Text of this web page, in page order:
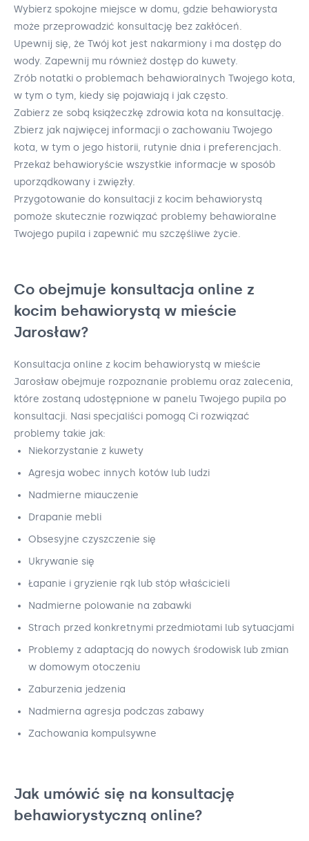
Wybierz spokojne miejsce w domu, gdzie behawiorysta
może przeprowadzić konsultację bez zakłóceń.
Upewnij się, że Twój kot jest nakarmiony i ma dostęp do
wody. Zapewnij mu również dostęp do kuwety.
Zrób notatki o problemach behawioralnych Twojego kota,
w tym o tym, kiedy się pojawiają i jak często.
Zabierz ze sobą książeczkę zdrowia kota na konsultację.
Zbierz jak najwięcej informacji o zachowaniu Twojego
kota, w tym o jego historii, rutynie dnia i preferencjach.
Przekaż behawioryście wszystkie informacje w sposób
uporządkowany i zwięzły.
Przygotowanie do konsultacji z kocim behawiorystą
pomoże skutecznie rozwiązać problemy behawioralne
Twojego pupila i zapewnić mu szczęśliwe życie.
Co obejmuje konsultacja online z
kocim behawiorystą w mieście
Jarosław?
Konsultacja online z kocim behawiorystą w mieście
Jarosław obejmuje rozpoznanie problemu oraz zalecenia,
które zostaną udostępnione w panelu Twojego pupila po
konsultacji. Nasi specjaliści pomogą Ci rozwiązać
problemy takie jak:
Niekorzystanie z kuwety
Agresja wobec innych kotów lub ludzi
Nadmierne miauczenie
Drapanie mebli
Obsesyjne czyszczenie się
Ukrywanie się
Łapanie i gryzienie rąk lub stóp właścicieli
Nadmierne polowanie na zabawki
Strach przed konkretnymi przedmiotami lub sytuacjami
Problemy z adaptacją do nowych środowisk lub zmian
w domowym otoczeniu
Zaburzenia jedzenia
Nadmierna agresja podczas zabawy
Zachowania kompulsywne
Jak umówić się na konsultację
behawiorystyczną online?